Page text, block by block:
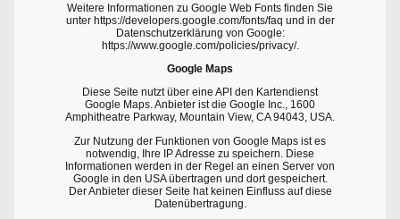
Weitere Informationen zu Google Web Fonts finden Sie
unter https://developers.google.com/fonts/faq und in der
Datenschutzerklärung von Google:
https://www.google.com/policies/privacy/.
Google Maps
Diese Seite nutzt über eine API den Kartendienst
Google Maps. Anbieter ist die Google Inc., 1600
Amphitheatre Parkway, Mountain View, CA 94043, USA.
Zur Nutzung der Funktionen von Google Maps ist es
notwendig, Ihre IP Adresse zu speichern. Diese
Informationen werden in der Regel an einen Server von
Google in den USA übertragen und dort gespeichert.
Der Anbieter dieser Seite hat keinen Einfluss auf diese
Datenübertragung.